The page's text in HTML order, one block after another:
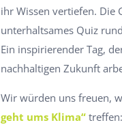
ihr Wissen vertiefen. Die
unterhaltsames Quiz
Ein inspirierender Tag,
nachhaltigen Zukunft
Wir würden uns freuen,
geht ums Klima“ treffen: